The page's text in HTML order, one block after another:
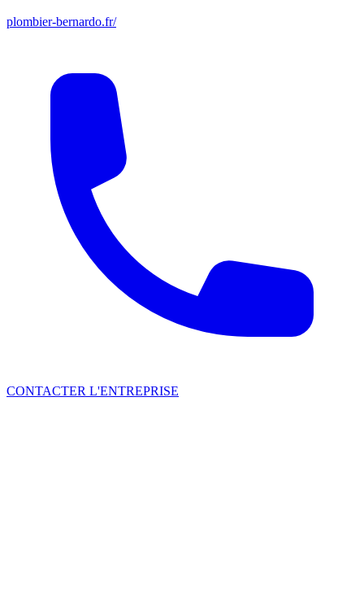
plombier-bernardo.fr/
CONTACTER L'ENTREPRISE